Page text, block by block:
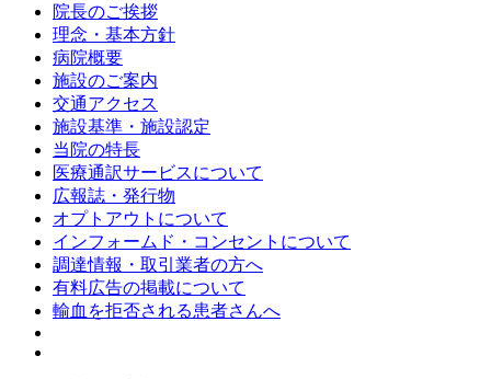
院長のご挨拶
理念・基本方針
病院概要
施設のご案内
交通アクセス
施設基準・施設認定
当院の特長
医療通訳サービスについて
広報誌・発行物
オプトアウトについて
インフォームド・コンセントについて
調達情報・取引業者の方へ
有料広告の掲載について
輸血を拒否される患者さんへ